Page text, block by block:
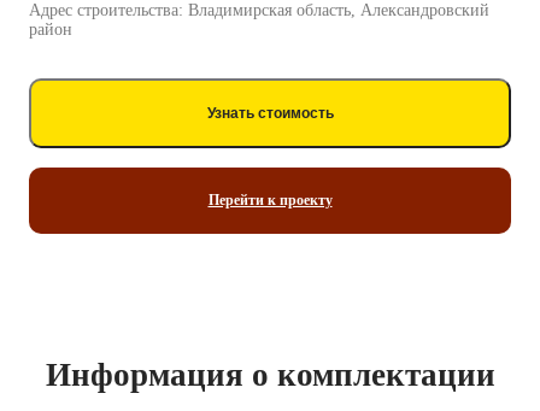
Адрес строительства: Владимирская область, Александровский
район
Узнать стоимость
Перейти к проекту
Информация о комплектации